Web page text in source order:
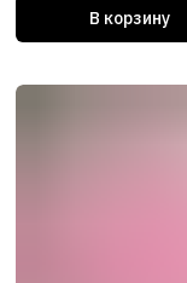
В корзину